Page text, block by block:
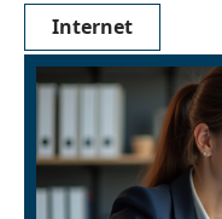
Internet